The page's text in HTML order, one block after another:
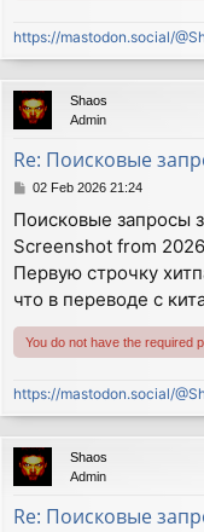
https://mastodon.social/
Shaos
Admin
Re: Поисковые
P
s
t
02 Feb 2026 21:24
Поисковые запросы
Screenshot from
Первую строчку
что в переводе с
You do not have the required
https://mastodon.social/
Shaos
Admin
Re: Поисковые